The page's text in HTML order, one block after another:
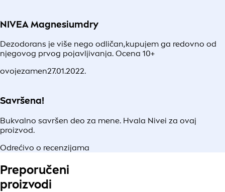
NIVEA Magnesiumdry
Dezodorans je više nego odličan,kupujem ga redovno od
njegovog prvog pojavljivanja. Ocena 10+
ovojezamen27.01.2022.
Savršena!
Bukvalno savršen deo za mene. Hvala Nivei za ovaj
proizvod.
Odrećivo o recenzijama
Preporučeni
proizvodi